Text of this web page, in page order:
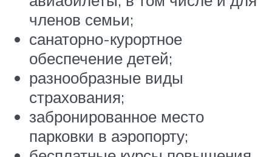
членов семьи;
санаторно-курортное
обеспечение детей;
разнообразные виды
страхования;
забронированное место
парковки в аэропорту;